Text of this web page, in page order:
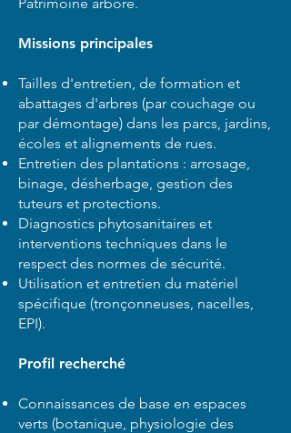
Missions principales
Tailles d'entretien, de formation et
abattages d'arbres (par couchage ou
par démontage) dans les parcs, jardins,
écoles et alignements de rues.
Entretien des plantations : arrosage,
binage, désherbage, gestion des
tuteurs et protections.
Diagnostics phytosanitaires et
interventions techniques dans le
respect des normes de sécurité.
Utilisation et entretien du matériel
spécifique (tronçonneuses, nacelles,
EPI).
Profil recherché
Connaissances de base en espaces
verts (botanique, physiologie des